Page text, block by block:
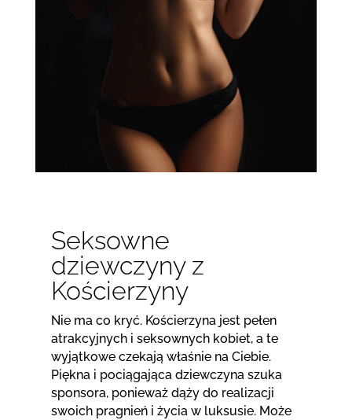
Seksowne
dziewczyny z
Kościerzyny
Nie ma co kryć. Kościerzyna jest pełen
atrakcyjnych i seksownych kobiet, a te
wyjątkowe czekają właśnie na Ciebie.
Piękna i pociągająca dziewczyna szuka
sponsora, ponieważ dąży do realizacji
swoich pragnień i życia w luksusie. Może